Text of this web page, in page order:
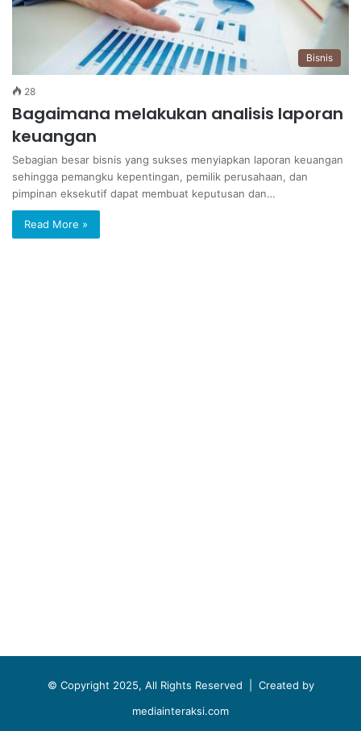
Bisnis
28
Bagaimana melakukan analisis laporan
keuangan
Sebagian besar bisnis yang sukses menyiapkan laporan keuangan
sehingga pemangku kepentingan, pemilik perusahaan, dan
pimpinan eksekutif dapat membuat keputusan dan…
Read More »
© Copyright 2025, All Rights Reserved | Created by
mediainteraksi.com